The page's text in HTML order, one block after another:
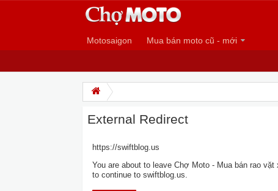
Motosaigon Mua bán moto cũ - mới
External Redirect
https://swiftblog.us
You are about to leave Chợ Moto - Mua bán rao
to continue to swiftblog.us.